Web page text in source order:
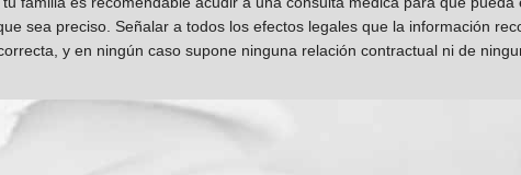
sea preciso. Señalar a todos los efectos legales que la información
y en ningún caso supone ninguna relación contractual ni de